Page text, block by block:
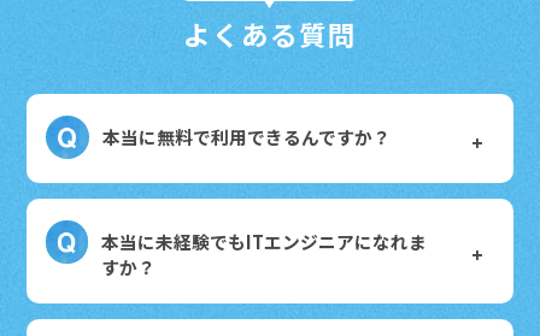
よくある質問
本当に無料で利用できるんですか？
本当に未経験でもITエンジニアになれま
すか？